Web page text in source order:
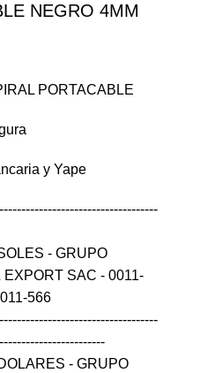
NEGRO 4MM
PORTACABLE
y Yape
- GRUPO
SAC - 0011-
566
- GRUPO